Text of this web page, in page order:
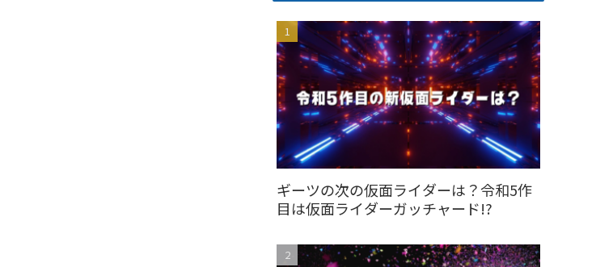
ギーツの次の仮面ライダーは？令和5作
目は仮面ライダーガッチャード!?